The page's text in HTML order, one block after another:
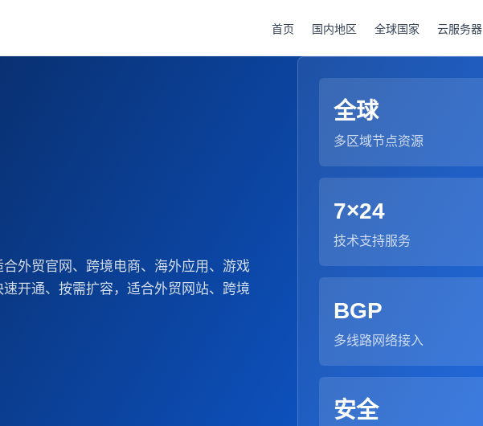
首页 国内地区 全球国家 云服务器
外贸官网、跨境电商、海外应用、游戏
开通、按需扩容，适合外贸网站、跨境
全球
多区域节点资源
7×24
技术支持服务
BGP
多线路网络接入
安全